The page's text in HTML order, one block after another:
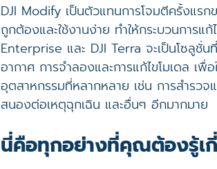
DJI Modify เป็นตัวแทนการโจมตีครั้งแร
ถูกต้องและใช้งานง่าย ทำให้กระบวนการแ
Enterprise และ DJI Terra จะเป็นโซลูชั่
อากาศ การจำลองและการแก้ไขโมเดล เ
อุตสาหกรรมที่หลากหลาย เช่น การสำรว
สนองต่อเหตุฉุกเฉิน และอื่นๆ อีกมากมาย
นี่คือทุกอย่างที่คุณต้องรู้เ